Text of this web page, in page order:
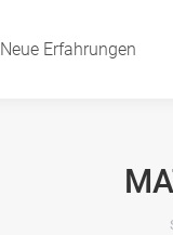
Neue Erfahrungen
Neue Erfahrungen